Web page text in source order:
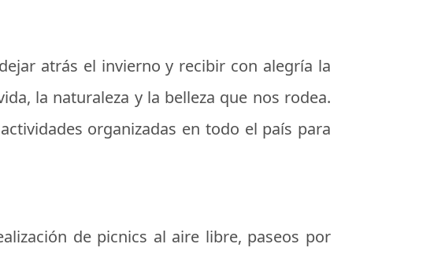
atrás el invierno y recibir con alegría la
la naturaleza y la belleza que nos rodea.
organizadas en todo el país para
de picnics al aire libre, paseos por